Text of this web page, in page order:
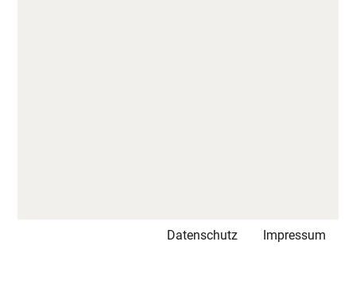
Datenschutz Impressum